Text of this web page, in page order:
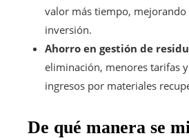
valor más tiempo,
inversión.
Ahorro en gestión de
eliminación, menores tarifas
ingresos por materiales
De qué manera se